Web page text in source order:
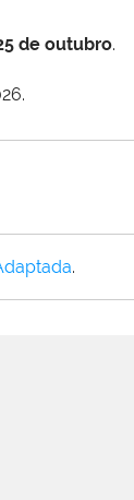
de outubro.
.